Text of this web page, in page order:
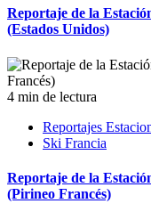
Reportaje de la
(Estados Unidos)
4 min de lectura
Reportajes
Ski Francia
Reportaje de la
(Pirineo Francés)